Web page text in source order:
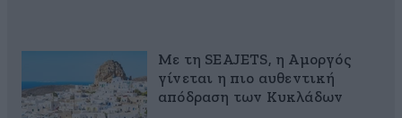
Με τη SEAJETS, η Αμοργός
γίνεται η πιο αυθεντική
απόδραση των Κυκλάδων